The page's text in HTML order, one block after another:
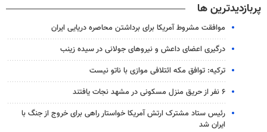
پربازدیدترین ها
موافقت مشروط آمریکا برای برداشتن محاصره دریایی ایران
درگیری اعضای داعش و نیروهای جولانی در سیده زینب
ترکیه: توافق مکه ائتلافی موازی با ناتو نیست
۶ نفر از حریق منزل مسکونی در مشهد نجات یافتند
رئیس ستاد مشترک ارتش آمریکا خواستار راهی برای خروج از جنگ با
ایران شد